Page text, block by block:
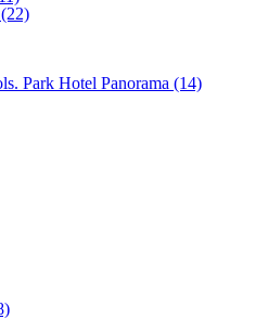
Park Hotel Panorama (14)